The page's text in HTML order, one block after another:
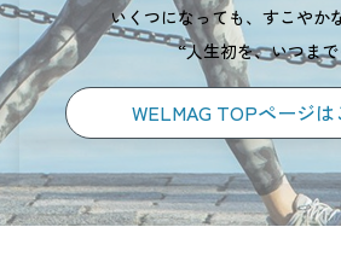
いくつになっても、すこやか
“人生初を、いつま
WELMAG TOPページは